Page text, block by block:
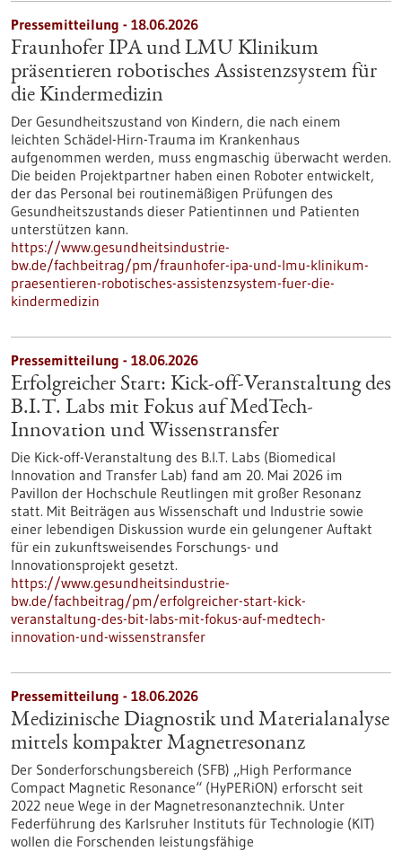
Pressemitteilung - 18.06.2026
Fraunhofer IPA und LMU Klinikum
präsentieren robotisches Assistenzsystem für
die Kindermedizin
Der Gesundheitszustand von Kindern, die nach einem
leichten Schädel-Hirn-Trauma im Krankenhaus
aufgenommen werden, muss engmaschig überwacht werden.
Die beiden Projektpartner haben einen Roboter entwickelt,
der das Personal bei routinemäßigen Prüfungen des
Gesundheitszustands dieser Patientinnen und Patienten
unterstützen kann.
https://www.gesundheitsindustrie-
bw.de/fachbeitrag/pm/fraunhofer-ipa-und-lmu-klinikum-
praesentieren-robotisches-assistenzsystem-fuer-die-
kindermedizin
Pressemitteilung - 18.06.2026
Erfolgreicher Start: Kick-off-Veranstaltung des
B.I.T. Labs mit Fokus auf MedTech-
Innovation und Wissenstransfer
Die Kick-off-Veranstaltung des B.I.T. Labs (Biomedical
Innovation and Transfer Lab) fand am 20. Mai 2026 im
Pavillon der Hochschule Reutlingen mit großer Resonanz
statt. Mit Beiträgen aus Wissenschaft und Industrie sowie
einer lebendigen Diskussion wurde ein gelungener Auftakt
für ein zukunftsweisendes Forschungs- und
Innovationsprojekt gesetzt.
https://www.gesundheitsindustrie-
bw.de/fachbeitrag/pm/erfolgreicher-start-kick-
veranstaltung-des-bit-labs-mit-fokus-auf-medtech-
innovation-und-wissenstransfer
Pressemitteilung - 18.06.2026
Medizinische Diagnostik und Materialanalyse
mittels kompakter Magnetresonanz
Der Sonderforschungsbereich (SFB) „High Performance
Compact Magnetic Resonance“ (HyPERiON) erforscht seit
2022 neue Wege in der Magnetresonanztechnik. Unter
Federführung des Karlsruher Instituts für Technologie (KIT)
wollen die Forschenden leistungsfähige